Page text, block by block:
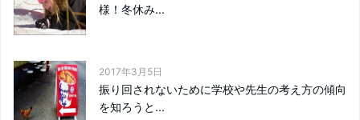
様！冬休み...
2017年3月5日
振り回されないために学校や先生の考え方の傾向
を知ろうと...